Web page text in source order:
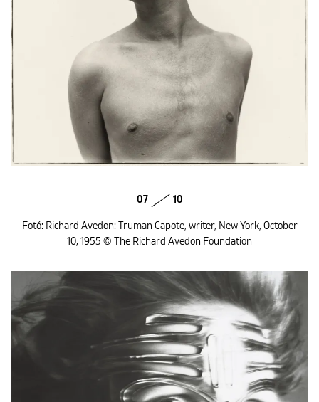
07 10
Fotó: Richard Avedon: Truman Capote, writer, New York, October
10, 1955 © The Richard Avedon Foundation